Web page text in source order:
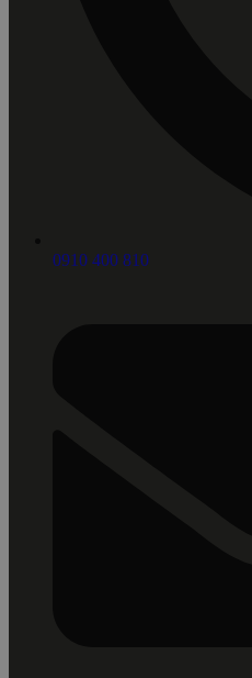
0910 400 810